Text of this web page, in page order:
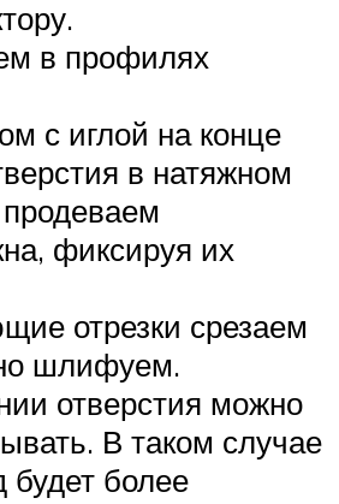
в профилях
с иглой на конце
в натяжном
фиксируя их
отрезки срезаем
шлифуем.
отверстия можно
В таком случае
будет более